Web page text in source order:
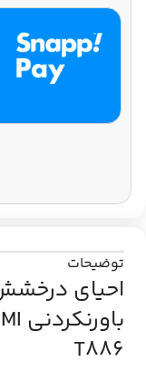
توضیحات
احیای
T886